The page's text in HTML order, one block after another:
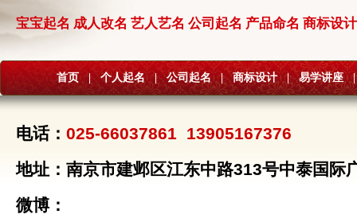
宝宝起名 成人改名 艺人艺名 公司起名 产品命名 商标设计
首页 | 个人起名 | 公司起名 | 商标设计 | 易学讲座 |
电话： 025-66037861 13905167376
地址：南京市建邺区江东中路313号中泰国际
微博：